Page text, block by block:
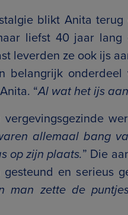
blikt Anita
liefst 40 jaar
leverden ze ook ijs
belangrijk onderdeel
“Al wat het ijs
allemaal bang
op zijn plaats.” Die
en serieus
man zette de